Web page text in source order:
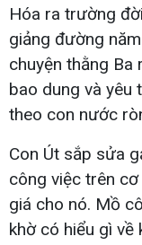
Hóa ra trường
giảng đường
chuyện thằng
bao dung và yêu
theo con nước
Con Út sắp sửa
công việc trên
giá cho nó. Mồ
khờ có hiểu gì về